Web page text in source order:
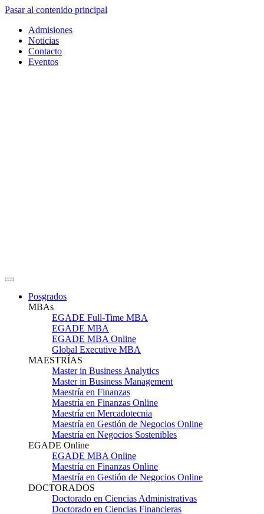
Pasar al contenido principal
Admisiones
Noticias
Contacto
Eventos
Posgrados
MBAs
EGADE Full-Time MBA
EGADE MBA
EGADE MBA Online
Global Executive MBA
MAESTRÍAS
Master in Business Analytics
Master in Business Management
Maestría en Finanzas
Maestría en Finanzas Online
Maestría en Mercadotecnia
Maestría en Gestión de Negocios Online
Maestría en Negocios Sostenibles
EGADE Online
EGADE MBA Online
Maestría en Finanzas Online
Maestría en Gestión de Negocios Online
DOCTORADOS
Doctorado en Ciencias Administrativas
Doctorado en Ciencias Financieras